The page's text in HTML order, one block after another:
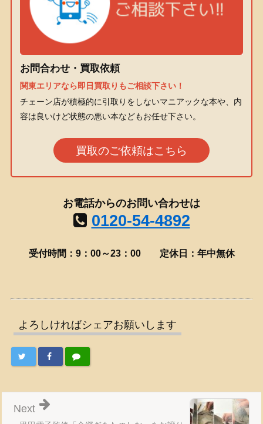
お問合わせ・買取依頼
関東エリアなら即日買取りもご相談下さい！
チェーン店が積極的に引取りをしないマニアックな本や、内
容は良いけど状態の悪い本などもお任せ下さい。
買取のご依頼はこちら
お電話からのお問い合わせは
0120-54-4892
受付時間：9：00～23：00 定休日：年中無休
よろしければシェアお願いします
Next